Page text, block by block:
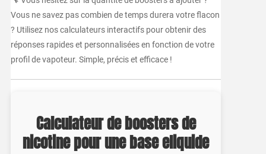
Vous ne savez pas combien de temps durera votre flacon
? Utilisez nos calculateurs interactifs pour obtenir des
réponses rapides et personnalisées en fonction de votre
profil de vapoteur. Simple, précis et efficace !
Calculateur de boosters de
nicotine pour une base eliquide